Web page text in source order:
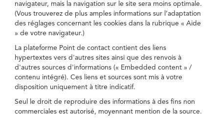
navigateur, mais la navigation sur le site sera moins optimale.
(Vous trouverez de plus amples informations sur l’adaptation
des réglages concernant les cookies dans la rubrique « Aide
» de votre navigateur.)
La plateforme Point de contact contient des liens
hypertextes vers d'autres sites ainsi que des renvois à
d'autres sources d'informations (« Embedded content » /
contenu intégré). Ces liens et sources sont mis à votre
disposition uniquement à titre indicatif.
Seul le droit de reproduire des informations à des fins non
commerciales est autorisé, moyennant mention de la source.